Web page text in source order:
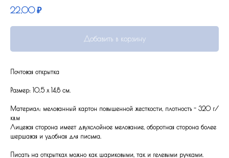
22,00 ₽
Добавить в корзину
Почтовая открытка
Размер: 10,5 x 14,8 см.
Материал: мелованный картон повышенной жесткости, плотность - 320 г/
кв.м
Лицевая сторона имеет двухслойное мелование, оборотная сторона более
шершавая и удобная для письма.
Писать на открытках можно как шариковыми, так и гелевыми ручками.